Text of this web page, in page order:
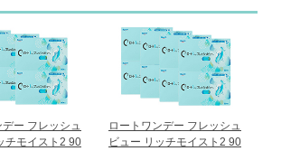
デー フレッシュ
チモイスト2 90
ロートワンデー フレッシュ
ビュー リッチモイスト2 90